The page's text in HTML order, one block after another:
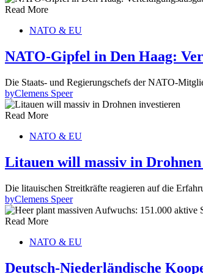
Read More
NATO & EU
NATO-Gipfel in Den Haag:
Die Staats- und Regierungschefs der NATO-
byClemens Speer
Read More
NATO & EU
Litauen will massiv in
Die litauischen Streitkräfte reagieren auf die
byClemens Speer
Read More
NATO & EU
Deutsch-Niederländische